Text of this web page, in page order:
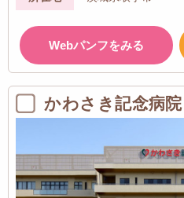
Webパンフをみる
かわさき記念病院